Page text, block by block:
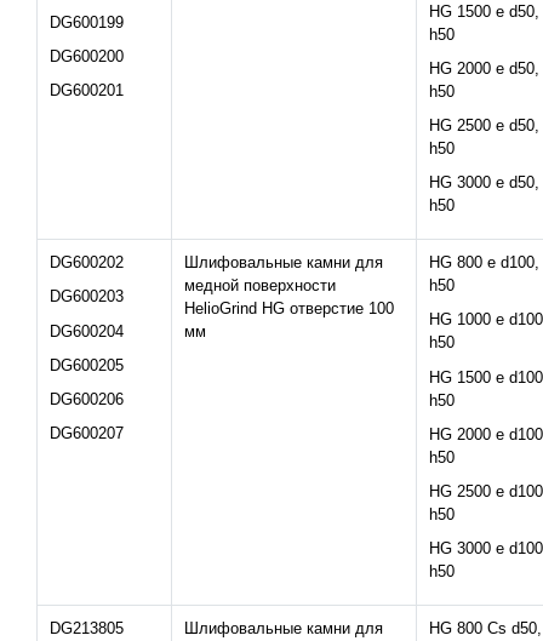
DG600199
DG600200
DG600201
HG 1500 e d50,
h50
HG 2000 e d50,
h50
HG 2500 e d50,
h50
HG 3000 e d50,
h50
DG600202
DG600203
DG600204
DG600205
DG600206
DG600207
Шлифовальные камни для
медной поверхности
HelioGrind HG отверстие 100
мм
HG 800 e d100,
h50
HG 1000 e
h50
HG 1500 e
h50
HG 2000 e
h50
HG 2500 e
h50
HG 3000 e
h50
DG213805
Шлифовальные камни для
HG 800 Cs d50,